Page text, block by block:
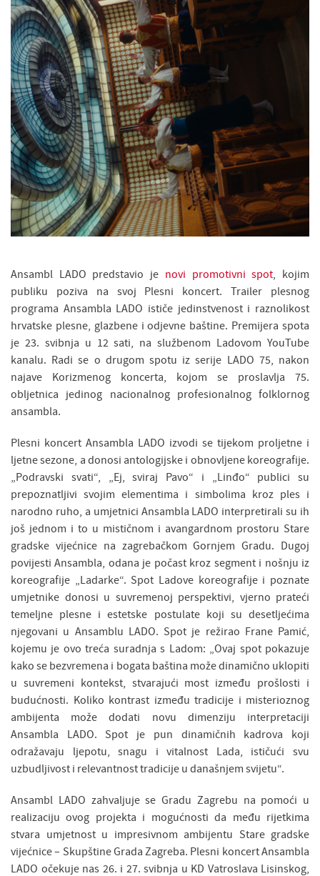
Ansambl LADO predstavio je novi promotivni spot , kojim
publiku poziva na svoj Plesni koncert. Trailer plesnog
programa Ansambla LADO ističe jedinstvenost i raznolikost
hrvatske plesne, glazbene i odjevne baštine. Premijera spota
je 23. svibnja u 12 sati, na službenom Ladovom YouTube
kanalu. Radi se o drugom spotu iz serije LADO 75, nakon
najave Korizmenog koncerta, kojom se proslavlja 75.
obljetnica jedinog nacionalnog profesionalnog folklornog
ansambla.
Plesni koncert Ansambla LADO izvodi se tijekom proljetne i
ljetne sezone, a donosi antologijske i obnovljene koreografije.
„Podravski svati“, „Ej, sviraj Pavo“ i „Linđo“ publici su
prepoznatljivi svojim elementima i simbolima kroz ples i
narodno ruho, a umjetnici Ansambla LADO interpretirali su ih
još jednom i to u mističnom i avangardnom prostoru Stare
gradske vijećnice na zagrebačkom Gornjem Gradu. Dugoj
povijesti Ansambla, odana je počast kroz segment i nošnju iz
koreografije „Ladarke“. Spot Ladove koreografije i poznate
umjetnike donosi u suvremenoj perspektivi, vjerno prateći
temeljne plesne i estetske postulate koji su desetljećima
njegovani u Ansamblu LADO. Spot je režirao Frane Pamić,
kojemu je ovo treća suradnja s Ladom: „Ovaj spot pokazuje
kako se bezvremena i bogata baština može dinamično uklopiti
u suvremeni kontekst, stvarajući most između prošlosti i
budućnosti. Koliko kontrast između tradicije i misterioznog
ambijenta može dodati novu dimenziju interpretaciji
Ansambla LADO. Spot je pun dinamičnih kadrova koji
odražavaju ljepotu, snagu i vitalnost Lada, ističući svu
uzbudljivost i relevantnost tradicije u današnjem svijetu“.
Ansambl LADO zahvaljuje se Gradu Zagrebu na pomoći u
realizaciju ovog projekta i mogućnosti da među rijetkima
stvara umjetnost u impresivnom ambijentu Stare gradske
vijećnice – Skupštine Grada Zagreba. Plesni koncert Ansambla
LADO očekuje nas 26. i 27. svibnja u KD Vatroslava Lisinskog,